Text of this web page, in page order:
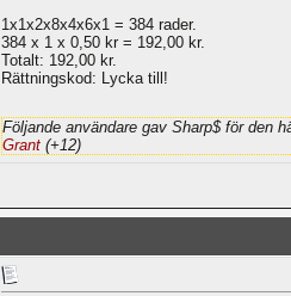
1x1x2x8x4x6x1 = 384 rader.
384 x 1 x 0,50 kr = 192,00 kr.
Totalt: 192,00 kr.
Rättningskod: Lycka till!
Följande användare gav Sharp$ för den
Grant (+12)